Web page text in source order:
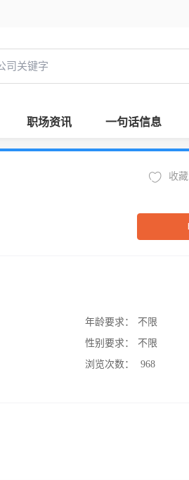
职场资讯 一句话信息
收藏
年龄要求：
不限
性别要求：
不限
浏览次数：
968